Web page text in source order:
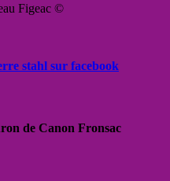
Figeac ©
stahl sur facebook
de Canon Fronsac